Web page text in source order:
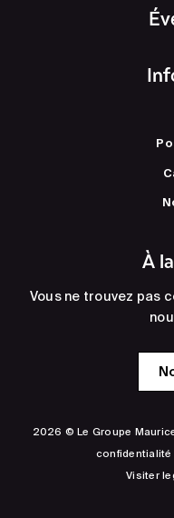
À
Vous ne trouvez pas
2026 © Le Groupe
confidentialité
Visiter